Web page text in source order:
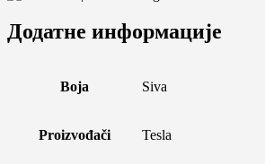
Додатне информације
Boja Siva
Proizvođači Tesla